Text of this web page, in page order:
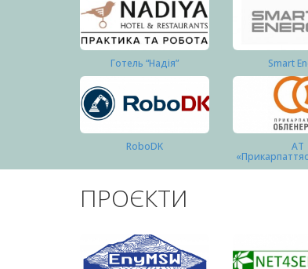
Готель “Надія” Smart
RoboDK АТ
ПРОЄКТИ